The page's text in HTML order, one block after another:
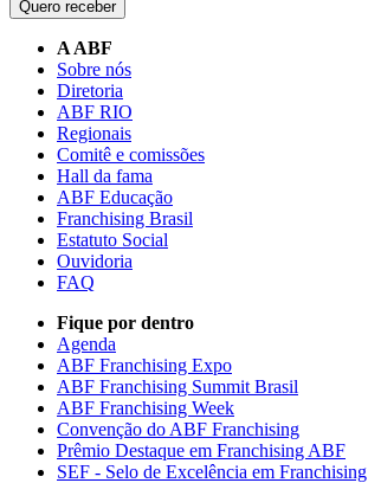
Quero receber
A ABF
Sobre nós
Diretoria
ABF RIO
Regionais
Comitê e comissões
Hall da fama
ABF Educação
Franchising Brasil
Estatuto Social
Ouvidoria
FAQ
Fique por dentro
Agenda
ABF Franchising Expo
ABF Franchising Summit Brasil
ABF Franchising Week
Convenção do ABF Franchising
Prêmio Destaque em Franchising ABF
SEF - Selo de Excelência em Franchising